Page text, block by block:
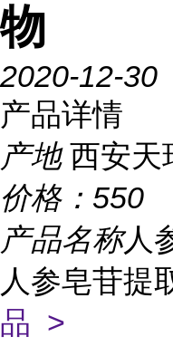
物
2020-12-30
产品详情
产地 西安天
价格： 550
产品名称人
人参皂苷提
品 >